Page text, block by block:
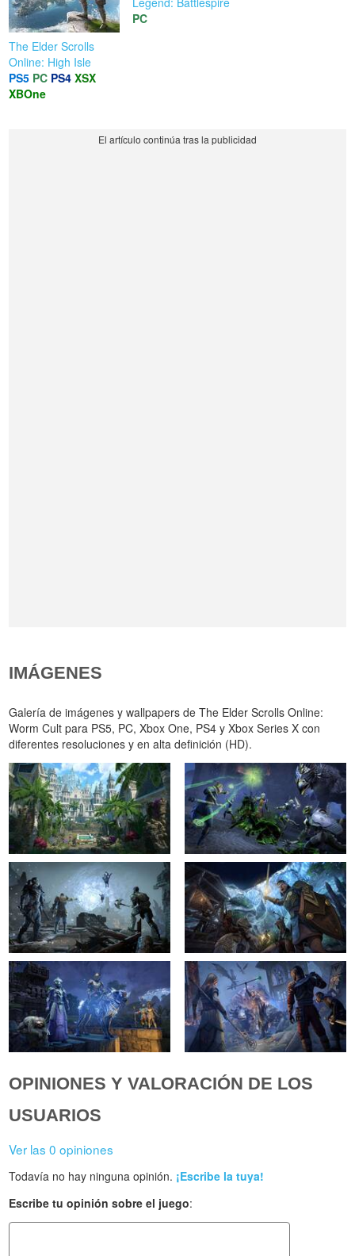
The Elder Scrolls
Online: High Isle
PS5 PC PS4 XSX
XBOne
PC
IMÁGENES
Galería de imágenes y wallpapers de The Elder Scrolls Online:
Worm Cult para PS5, PC, Xbox One, PS4 y Xbox Series X con
diferentes resoluciones y en alta definición (HD).
OPINIONES Y VALORACIÓN DE LOS
USUARIOS
Ver las 0 opiniones
Todavía no hay ninguna opinión. ¡Escribe la tuya!
Escribe tu opinión sobre el juego: